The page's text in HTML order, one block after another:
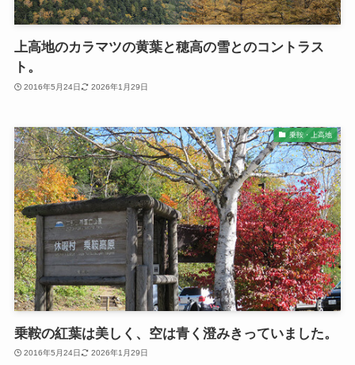
上高地のカラマツの黄葉と穂高の雪とのコントラス
ト。
2016年5月24日 2026年1月29日
乗鞍・上高地
乗鞍の紅葉は美しく、空は青く澄みきっていました。
2016年5月24日 2026年1月29日